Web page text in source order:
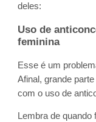
deles:
Uso de
feminina
Esse é um
Afinal, grande
com o uso de
Lembra de